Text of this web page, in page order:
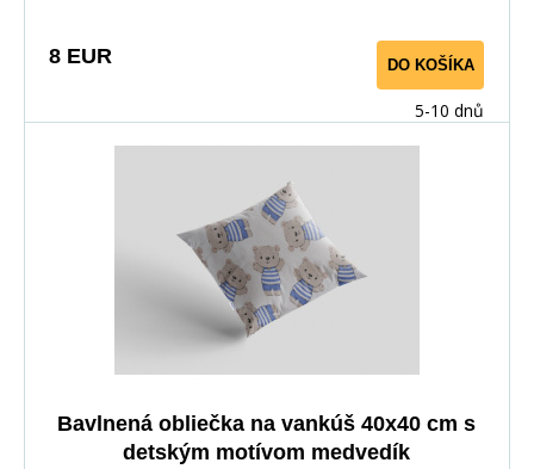
8 EUR DO KOŠÍKA
5-10 dnů
Bavlnená obliečka na vankúš 40x40 cm s
detským motívom medvedík